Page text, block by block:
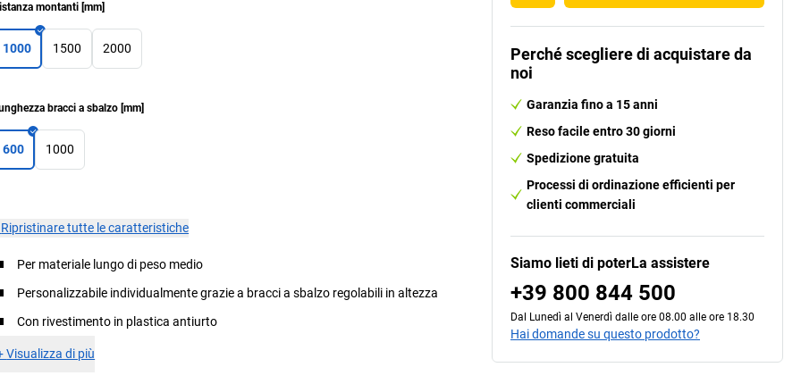
montanti [mm]
1000 1500 2000
bracci a sbalzo [mm]
600 1000
Ripristinare tutte le caratteristiche
Per materiale lungo di peso medio
Personalizzabile individualmente grazie a bracci a sbalzo regolabili in altezza
Con rivestimento in plastica antiurto
Visualizza di più
Perché scegliere di acquistare da
noi
Garanzia fino a 15 anni
Reso facile entro 30 giorni
Spedizione gratuita
Processi di ordinazione efficienti per
clienti commerciali
Siamo lieti di poterLa assistere
+39 800 844 500
Dal Lunedì al Venerdì dalle ore 08.00 alle ore 18.30
Hai domande su questo prodotto?